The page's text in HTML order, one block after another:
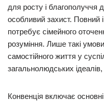
для росту і благополуччя
особливий захист. Повний
потребує сімейного
розуміння. Лише такі
самостійного життя у
загальнолюдських ідеалів,
Конвенція включає